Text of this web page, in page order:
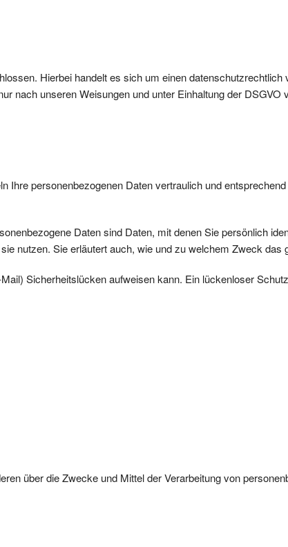
Hierbei handelt es sich um einen datenschutzrechtlich
nach unseren Weisungen und unter Einhaltung der DSGVO
Ihre personenbezogenen Daten vertraulich und
Daten sind Daten, mit denen Sie persönlich
nutzen. Sie erläutert auch, wie und zu welchem Zweck das
Sicherheitslücken aufweisen kann. Ein lückenloser
über die Zwecke und Mittel der Verarbeitung von